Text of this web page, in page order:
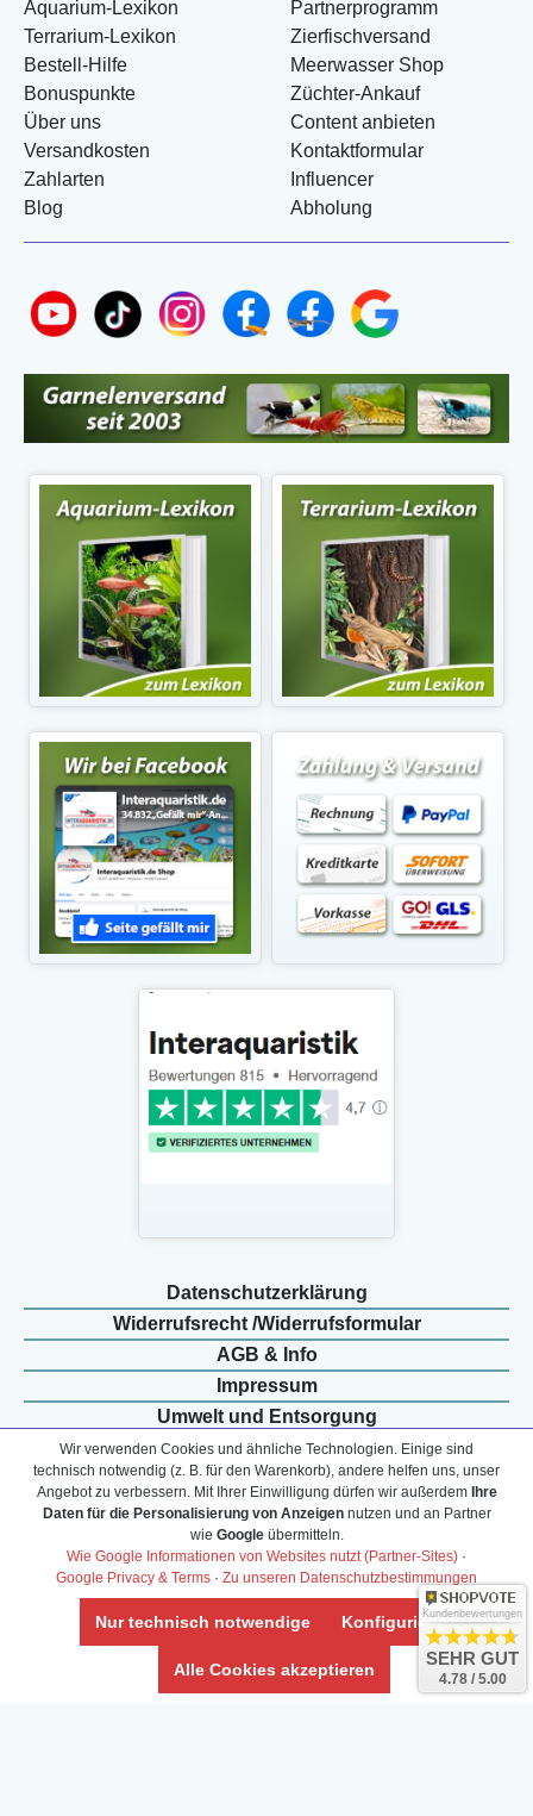
Aquarium-Lexikon
Terrarium-Lexikon
Bestell-Hilfe
Bonuspunkte
Über uns
Versandkosten
Zahlarten
Blog
Partnerprogramm
Zierfischversand
Meerwasser Shop
Züchter-Ankauf
Content anbieten
Kontaktformular
Influencer
Abholung
Daten­schutz­erklärung
Widerrufs­recht /Widerrufs­formular
AGB & Info
Impressum
Umwelt und Entsorgung
Vertrag widerrufen
* Alle Preise inkl. ges. MwSt. zzgl.Versandkosten
Zierfische, Garnelen, Krebse, Wasserschnecken (Wirbellose),
Aquarienpflanzen & Aquarium-Zubehör preiswert online kaufen.
© Copyright 2024 Interaquaristik.de Shop, Aquarium und
Gartenteich Shop. Alle Rechte vorbehalten.
Wir verwenden Cookies und ähnliche Technologien. Einige sind
technisch notwendig (z. B. für den Warenkorb), andere helfen uns, unser
Angebot zu verbessern. Mit Ihrer Einwilligung dürfen wir außerdem Ihre
Daten für die Personalisierung von Anzeigennutzen und an Partner
wie Googleübermitteln.
Wie Google Informationen von Websites nutzt (Partner-Sites) ·
Google Privacy & Terms · Zu unseren Datenschutzbestimmungen
Nur technisch notwendige Konfigurieren
Alle Cookies akzeptieren
Kundenbewertungen
SEHR GUT
4.78 / 5.00